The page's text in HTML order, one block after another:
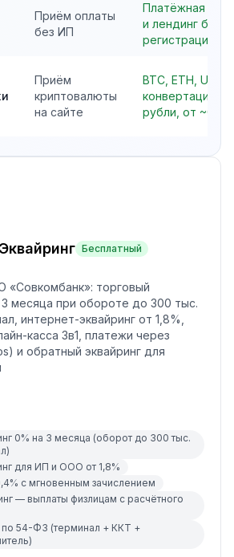
Приём оплаты
без ИП
Платёжная
и лендинг без
регистрации ИП
Приём
криптовалюты
на сайте
BTC, ETH, USDT,
конвертация в
рубли, от ~0.5%
Бесплатный
«Совкомбанк»: торговый
3 месяца при обороте до 300 тыс.
интернет-эквайринг от 1,8%,
касса 3в1, платежи через
и обратный эквайринг для
0% на 3 месяца (оборот до 300 тыс.
для ИП и ООО от 1,8%
с мгновенным зачислением
— выплаты физлицам с расчётного
по 54-ФЗ (терминал + ККТ +